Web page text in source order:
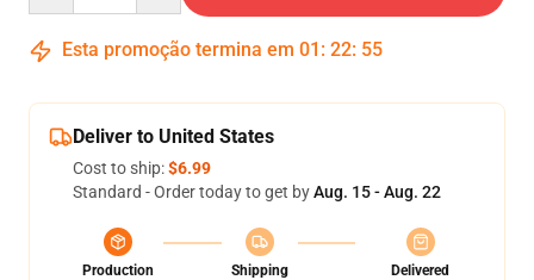
Esta promoção termina em 01 : 22: 54
Deliver to United States
Cost to ship:$6.99
Standard - Order today to get byAug. 15 - Aug. 22
Production
Shipping
Delivered